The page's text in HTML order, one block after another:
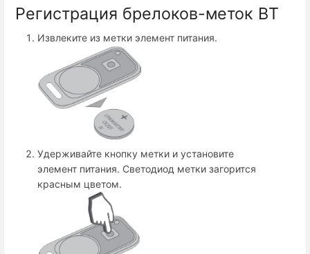
Регистрация брелоков-меток BT
Извлеките из метки элемент питания.
Удерживайте кнопку метки и установите
элемент питания. Светодиод метки загорится
красным цветом.